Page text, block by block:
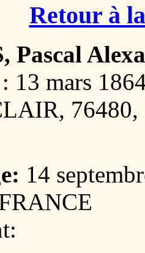
Retour à
Pascal
: 13 mars
14